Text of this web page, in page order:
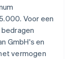
Voor een
GmbH's en
vermogen